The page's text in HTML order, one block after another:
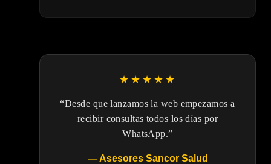
★★★★★
“Desde que lanzamos la web empezamos a
recibir consultas todos los días por
WhatsApp.”
— Asesores Sancor Salud